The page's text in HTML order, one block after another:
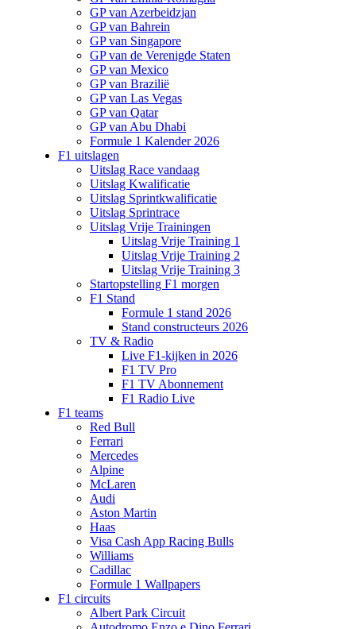
GP van Azerbeidzjan
GP van Bahrein
GP van Singapore
GP van de Verenigde Staten
GP van Mexico
GP van Brazilië
GP van Las Vegas
GP van Qatar
GP van Abu Dhabi
Formule 1 Kalender 2026
F1 uitslagen
Uitslag Race vandaag
Uitslag Kwalificatie
Uitslag Sprintkwalificatie
Uitslag Sprintrace
Uitslag Vrije Trainingen
Uitslag Vrije Training 1
Uitslag Vrije Training 2
Uitslag Vrije Training 3
Startopstelling F1 morgen
F1 Stand
Formule 1 stand 2026
Stand constructeurs 2026
TV & Radio
Live F1-kijken in 2026
F1 TV Pro
F1 TV Abonnement
F1 Radio Live
F1 teams
Red Bull
Ferrari
Mercedes
Alpine
McLaren
Audi
Aston Martin
Haas
Visa Cash App Racing Bulls
Williams
Cadillac
Formule 1 Wallpapers
F1 circuits
Albert Park Circuit